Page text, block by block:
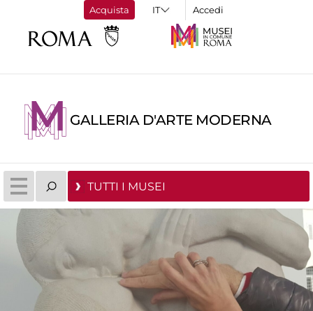
Acquista Accedi
GALLERIA D'ARTE MODERNA
TUTTI I MUSEI